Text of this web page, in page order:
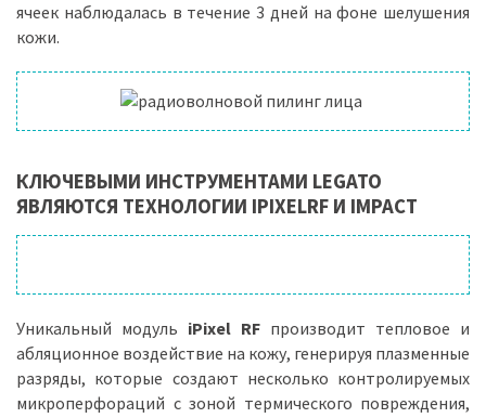
ячеек наблюдалась в течение 3 дней на фоне шелушения
кожи.
КЛЮЧЕВЫМИ ИНСТРУМЕНТАМИ LEGATO
ЯВЛЯЮТСЯ ТЕХНОЛОГИИ IPIXELRF И IMPACT
Уникальный модуль iPixel RF производит тепловое и
абляционное воздействие на кожу, генерируя плазменные
разряды, которые создают несколько контролируемых
микроперфораций с зоной термического повреждения,